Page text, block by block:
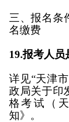
三、报名条
名缴费
19.报考人员
详 见“天津
政局关于印
格考试（
知》。